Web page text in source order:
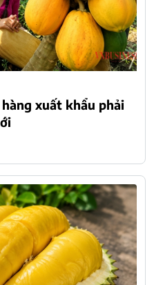
xuất khẩu phải